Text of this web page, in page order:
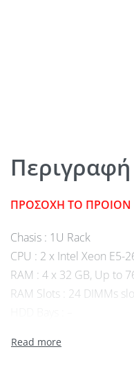
Περιγραφή
ΠΡΟΣΟΧΗ ΤΟ ΠΡΟΙΟΝ
Chasis : 1U Rack
CPU : 2 x Intel Xeon E5-
RAM : 4 x 32 GB, Up to
RAM Slots : 24 DIMMs
On board network : 4 x 1